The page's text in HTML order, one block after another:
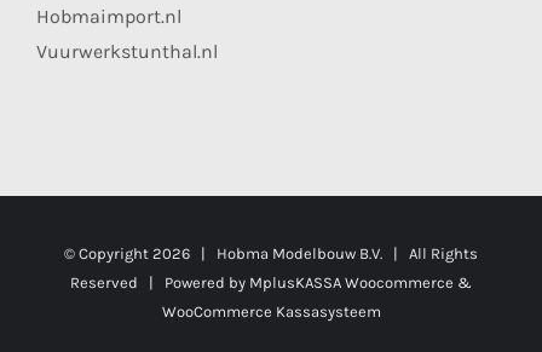
Hobmaimport.nl
Vuurwerkstunthal.nl
© Copyright 2026 | Hobma Modelbouw B.V. | All Rights
Reserved | Powered by MplusKASSA Woocommerce &
WooCommerce Kassasysteem